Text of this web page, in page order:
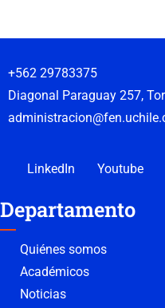
+562 29783375
Diagonal Paraguay 257,
LinkedIn Youtube
Departamento
Quiénes somos
Académicos
Noticias